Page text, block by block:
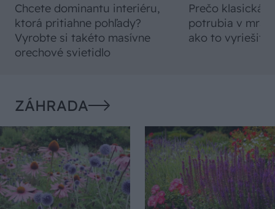
Chcete dominantu interiéru,
ktorá pritiahne pohľady?
Vyrobte si takéto masívne
orechové svietidlo
Prečo klasická
potrubia v
ako to vyriešiť
ZÁHRADA